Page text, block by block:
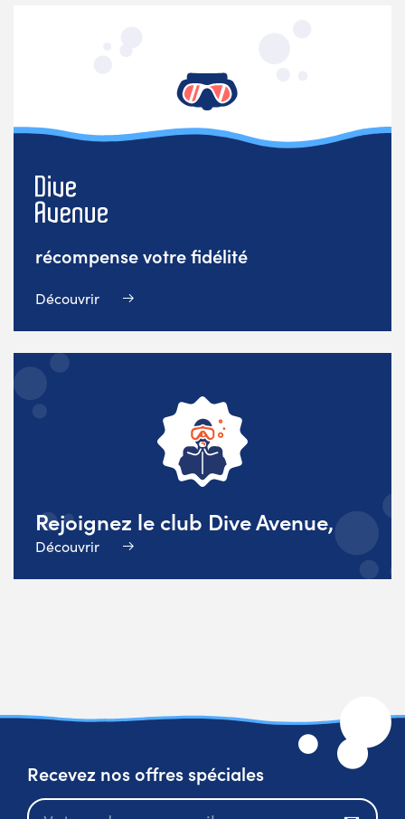
récompense votre fidélité
Découvrir
Rejoignez le club Dive Avenue,
Découvrir
Recevez nos offres spéciales